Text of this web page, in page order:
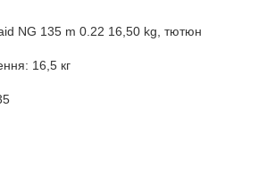
NG 135 m 0.22 16,50 kg, тютюн
16,5 кг